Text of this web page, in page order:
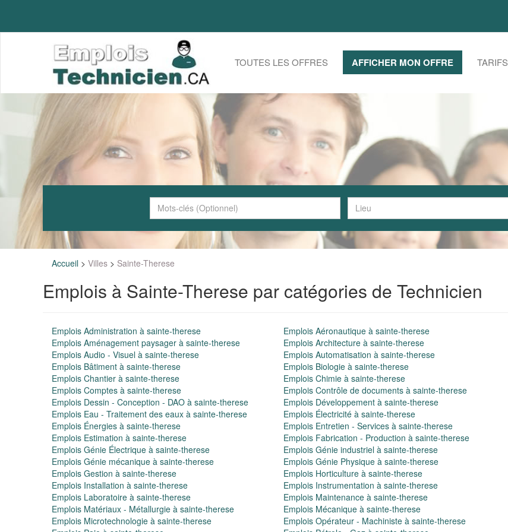
TOUTES LES OFFRES AFFICHER MON OFFRE TARIFS
Accueil > Villes > Sainte-Therese
Emplois à Sainte-Therese par catégories de Technicien
Emplois Administration à sainte-therese Emplois Aéronautique à sainte-therese
Emplois Aménagement paysager à sainte-therese
Emplois Architecture à sainte-therese
Emplois Audio - Visuel à sainte-therese
Emplois Automatisation à sainte-therese
Emplois Bâtiment à sainte-therese
Emplois Biologie à sainte-therese
Emplois Chantier à sainte-therese
Emplois Chimie à sainte-therese
Emplois Comptes à sainte-therese
Emplois Contrôle de documents à sainte-therese
Emplois Dessin - Conception - DAO à sainte-therese
Emplois Développement à sainte-therese
Emplois Eau - Traitement des eaux à sainte-therese
Emplois Électricité à sainte-therese
Emplois Énergies à sainte-therese
Emplois Entretien - Services à sainte-therese
Emplois Estimation à sainte-therese
Emplois Fabrication - Production à sainte-therese
Emplois Génie Électrique à sainte-therese
Emplois Génie industriel à sainte-therese
Emplois Génie mécanique à sainte-therese
Emplois Génie Physique à sainte-therese
Emplois Gestion à sainte-therese
Emplois Horticulture à sainte-therese
Emplois Installation à sainte-therese
Emplois Instrumentation à sainte-therese
Emplois Laboratoire à sainte-therese
Emplois Maintenance à sainte-therese
Emplois Matériaux - Métallurgie à sainte-therese
Emplois Mécanique à sainte-therese
Emplois Microtechnologie à sainte-therese
Emplois Opérateur - Machiniste à sainte-therese